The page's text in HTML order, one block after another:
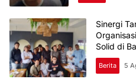
Sinergi
Solid di
Berita 5